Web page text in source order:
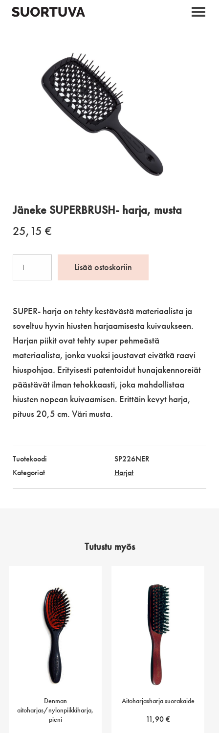
Jäneke SUPERBRUSH- harja, musta
25,15 €
musta
määrä
Lisää ostoskoriin
SUPER- harja on tehty kestävästä materiaalista ja
soveltuu hyvin hiusten harjaamisesta kuivaukseen.
Harjan piikit ovat tehty super pehmeästä
materiaalista, jonka vuoksi joustavat eivätkä raavi
hiuspohjaa. Erityisesti patentoidut hunajakennoreiät
päästävät ilman tehokkaasti, joka mahdollistaa
hiusten nopean kuivaamisen. Erittäin kevyt harja,
pituus 20,5 cm. Väri musta.
Tuotekoodi
SP226NER
Kategoriat
Harjat
Tutustu myös
Denman
aitoharjas/nylonpiikkiharja,
pieni
Aitoharjasharja suorakaide
11,90€